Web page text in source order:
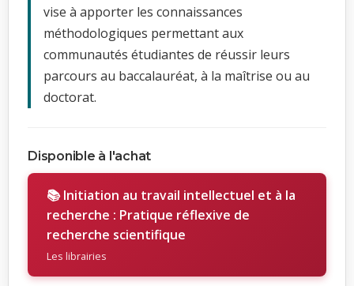
vise à apporter les connaissances
méthodologiques permettant aux
communautés étudiantes de réussir leurs
parcours au baccalauréat, à la maîtrise ou au
doctorat.
Disponible à l'achat
📚 Initiation au travail intellectuel et à la
recherche : Pratique réflexive de
recherche scientifique
Les librairies